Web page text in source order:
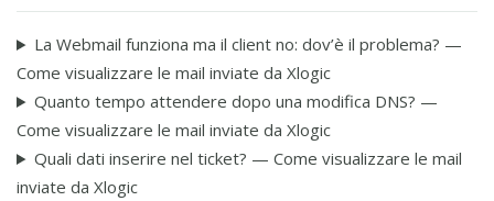
La Webmail funziona ma il client no: dov’è il problema? —
Come visualizzare le mail inviate da Xlogic
Quanto tempo attendere dopo una modifica DNS? —
Come visualizzare le mail inviate da Xlogic
Quali dati inserire nel ticket? — Come visualizzare le mail
inviate da Xlogic